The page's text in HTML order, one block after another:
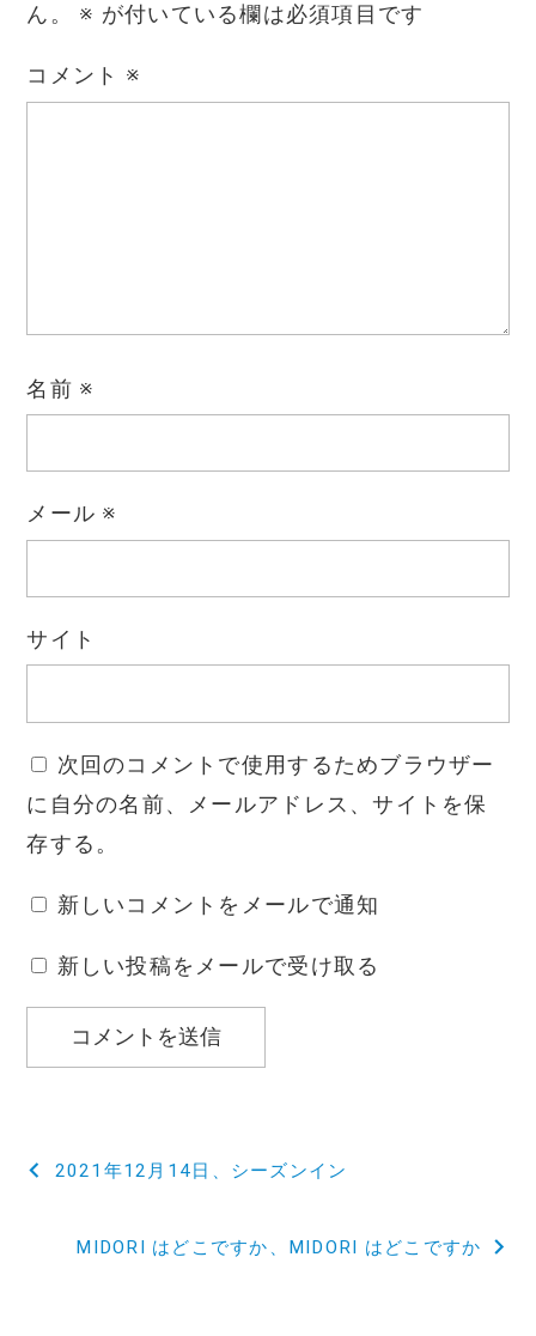
ん。
※ が付いている欄は必須項目です
コメント ※
名前 ※
メール ※
サイト
次回のコメントで使用するためブラウザー
に自分の名前、メールアドレス、サイトを保
存する。
新しいコメントをメールで通知
新しい投稿をメールで受け取る
投
2021年12月14日、シーズンイン
MIDORI はどこですか、MIDORI はどこですか